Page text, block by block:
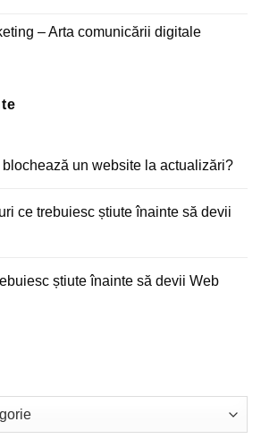
– Arta comunicării digitale
blochează un website la actualizări?
ce trebuiesc știute înainte să devii
știute înainte să devii Web